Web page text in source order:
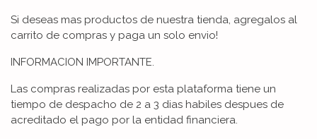
Si deseas mas productos de nuestra tienda, agregalos al
carrito de compras y paga un solo envio!
INFORMACION IMPORTANTE.
Las compras realizadas por esta plataforma tiene un
tiempo de despacho de 2 a 3 dias habiles despues de
acreditado el pago por la entidad financiera.